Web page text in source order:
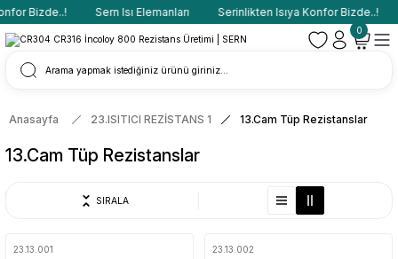
Bizde..! Sern Isı Elemanları Serinlikten Isıya Konfor Bizde..!
0
Anasayfa 23.ISITICI REZİSTANS 1 13.Cam Tüp Rezistanslar
13.Cam Tüp Rezistanslar
SIRALA
23.13.001 23.13.002